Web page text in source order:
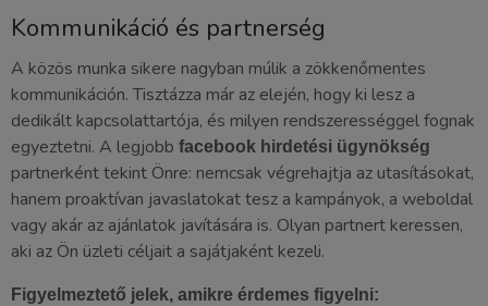
Kommunikáció és partnerség
A közös munka sikere nagyban múlik a zökkenőmentes
kommunikáción. Tisztázza már az elején, hogy ki lesz a
dedikált kapcsolattartója, és milyen rendszerességgel fognak
egyeztetni. A legjobb facebook hirdetési ügynökség
partnerként tekint Önre: nemcsak végrehajtja az utasításokat,
hanem proaktívan javaslatokat tesz a kampányok, a weboldal
vagy akár az ajánlatok javítására is. Olyan partnert keressen,
aki az Ön üzleti céljait a sajátjaként kezeli.
Figyelmeztető jelek, amikre érdemes figyelni: